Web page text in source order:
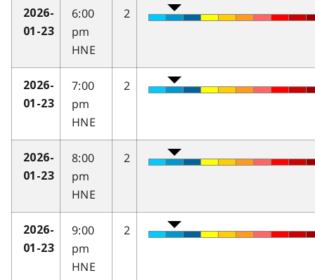
2026-
01-23
6:00
pm
HNE
2
2026-
01-23
7:00
pm
HNE
2
2026-
01-23
8:00
pm
HNE
2
2026-
01-23
9:00
pm
HNE
2